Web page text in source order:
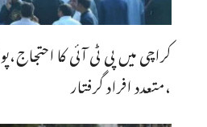
کراچی میں پی ٹی آئی کا
،متعدد افراد گرفتار